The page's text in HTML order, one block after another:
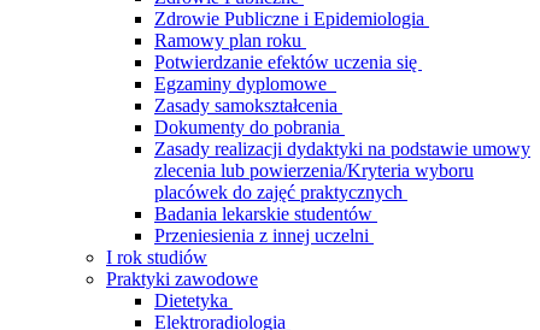
Zdrowie Publiczne i Epidemiologia
Ramowy plan roku
Potwierdzanie efektów uczenia się
Egzaminy dyplomowe
Zasady samokształcenia
Dokumenty do pobrania
Zasady realizacji dydaktyki na podstawie umowy
zlecenia lub powierzenia/Kryteria wyboru
placówek do zajęć praktycznych
Badania lekarskie studentów
Przeniesienia z innej uczelni
I rok studiów
Praktyki zawodowe
Dietetyka
Elektroradiologia